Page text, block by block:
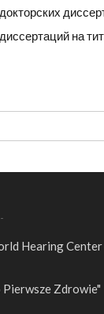
на
Hearing
Pierwsze Zdrowie"